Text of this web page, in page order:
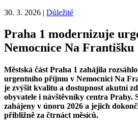
30. 3. 2026 | Důležité
Praha 1 modernizuje
Nemocnice Na Františku
Městská část Praha 1 zahájila
urgentního příjmu v Nemocnici Na
je zvýšit kvalitu a dostupnost akutní
obyvatele i návštěvníky centra Prahy.
zahájeny v únoru 2026 a jejich
přibližně za čtrnáct měsíců.